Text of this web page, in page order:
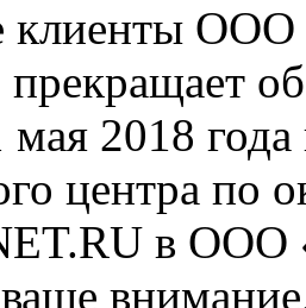
клиенты
2018
центра по
в ООО